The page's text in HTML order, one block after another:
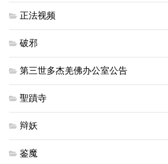
正法视频
破邪
第三世多杰羌佛办公室公告
聖蹟寺
辩妖
鉴魔